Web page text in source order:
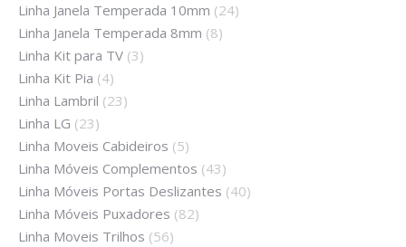
Linha Janela Temperada 10mm (24)
Linha Janela Temperada 8mm (8)
Linha Kit para TV (3)
Linha Kit Pia (4)
Linha Lambril (23)
Linha LG (23)
Linha Moveis Cabideiros (5)
Linha Móveis Complementos (43)
Linha Móveis Portas Deslizantes (40)
Linha Móveis Puxadores (82)
Linha Moveis Trilhos (56)